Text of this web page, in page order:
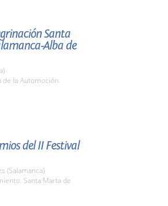
Santa
Alba de
de la Automoción.
del II Festival
(Salamanca)
Santa Marta de